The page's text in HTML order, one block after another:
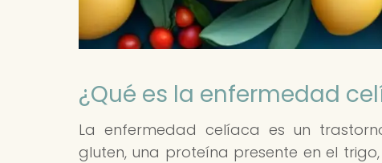
¿Qué es la enfermedad
La enfermedad celíaca es un
gluten, una proteína presente en el